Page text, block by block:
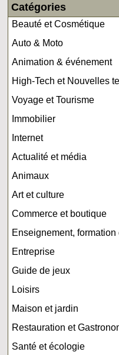
Catégories
Beauté et Cosmétique
Auto & Moto
Animation & événement
High-Tech et Nouvelles
Voyage et Tourisme
Immobilier
Internet
Actualité et média
Animaux
Art et culture
Commerce et boutique
Enseignement, formation
Entreprise
Guide de jeux
Loisirs
Maison et jardin
Restauration et
Santé et écologie